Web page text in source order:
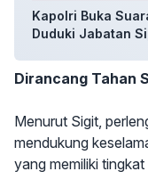
Kapolri Buka
Duduki Jabatan
Dirancang Tahan
Menurut Sigit,
mendukung
yang memiliki